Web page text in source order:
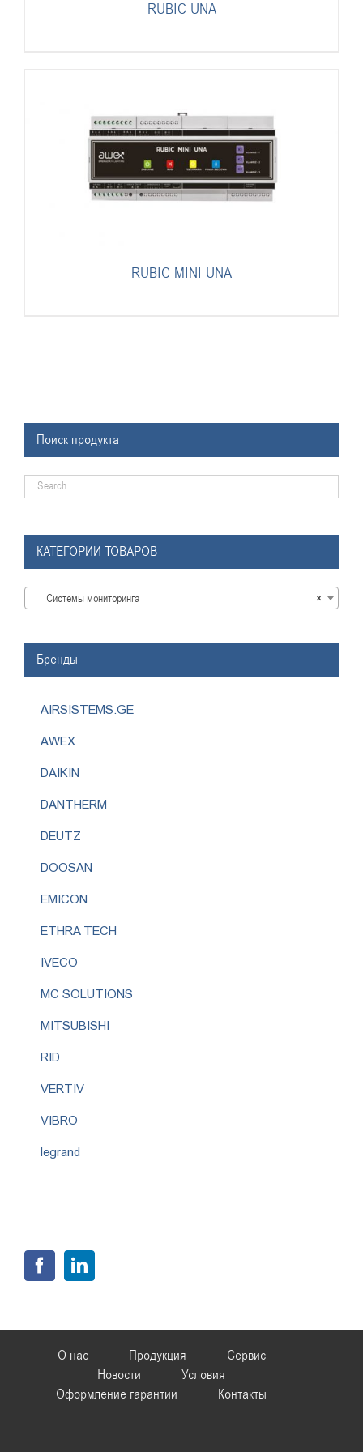
RUBIC UNA
RUBIC MINI UNA
Поиск продукта
КАТЕГОРИИ ТОВАРОВ
×
Системы мониторинга
Бренды
AIRSISTEMS.GE
AWEX
DAIKIN
DANTHERM
DEUTZ
DOOSAN
EMICON
ETHRA TECH
IVECO
MC SOLUTIONS
MITSUBISHI
RID
VERTIV
VIBRO
legrand
О нас Продукция
Сервис
Новости
Условия
Оформление гарантии
Контакты